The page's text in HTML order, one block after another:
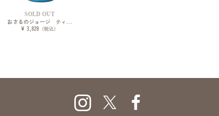
SOLD OUT
おさるのジョージ ティーセット
¥ 3,828 （税込）